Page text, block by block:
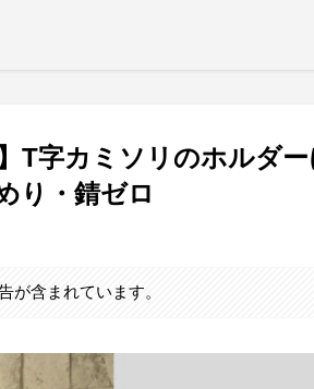
T字カミソリのホルダ
り・錆ゼロ
が含まれています。